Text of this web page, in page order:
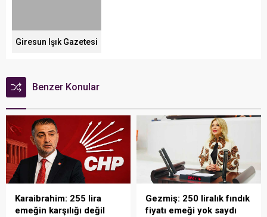
Giresun Işık Gazetesi
Benzer Konular
Karaibrahim: 255 lira
emeğin karşılığı değil
Gezmiş: 250 liralık fındık
fiyatı emeği yok saydı